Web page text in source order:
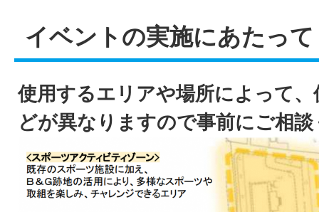
イベントの実施にあたって
使用するエリアや場所によって
どが異なりますので事前にご相